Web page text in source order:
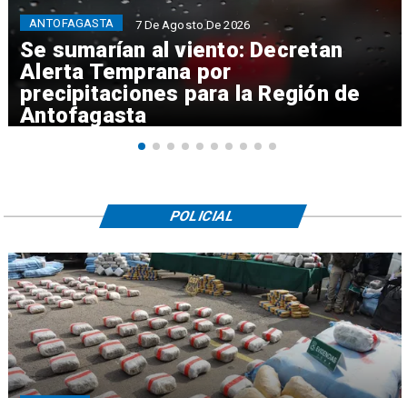
Se sumarían al viento: Decretan
Alerta Temprana por
precipitaciones para la Región de
Antofagasta
ANTOFAGASTA 7 De Agosto De 2026
POLICIAL